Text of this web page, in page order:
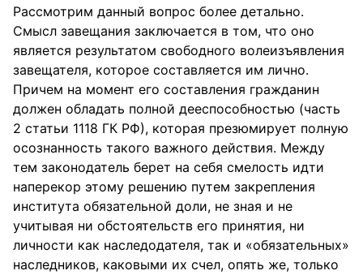
Рассмотрим данный вопрос более детально.
Смысл завещания заключается в том, что оно
является результатом свободного волеизъявления
завещателя, которое составляется им лично.
Причем на момент его составления гражданин
должен обладать полной дееспособностью (часть
2 статьи 1118 ГК РФ), которая презюмирует полную
осознанность такого важного действия. Между
тем законодатель берет на себя смелость идти
наперекор этому решению путем закрепления
института обязательной доли, не зная и не
учитывая ни обстоятельств его принятия, ни
личности как наследодателя, так и «обязательных»
наследников, каковыми их счел, опять же, только